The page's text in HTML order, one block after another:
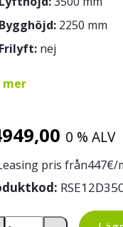
Bygghöjd: 2250 mm
Frilyft: nej
mer
0 % ALV
pris från447€/
ledstaplare Rocla